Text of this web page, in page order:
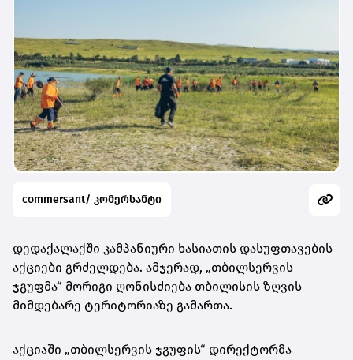
commersant/ კომერსანტი
დედაქალაქში კამპანიური ხასიათის დასუფთავების
აქციები გრძელდება. ამჯერად, „თბილსერვის
ჯგუფმა“ მორიგი ღონისძიება თბილისის ზღვის
მიმდებარე ტერიტორიაზე გამართა.
აქციაში „თბილსერვის ჯგუფის“ დირექტორმა